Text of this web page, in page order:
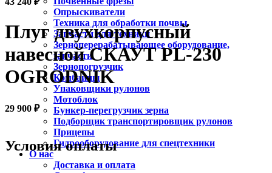
Опрыскиватели
Техника для обработки почвы
Запчасти для техники
Зерноперерабатывающее оборудование,
запчасти
Зернопогрузчик
Комбайны
Упаковщики рулонов
Мотоблок
Бункер-перегрузчик зерна
Подборщик транспортировщик рулонов
Прицепы
Гидрооборудование для спецтехники
О нас
Доставка и оплата
Плуг двухкорпусный
навесной СКАУТ PL-230
OGRODNIK
29 900 ₽
Условия оплаты